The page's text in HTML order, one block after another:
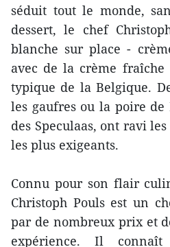
séduit tout le monde,
dessert, le chef
blanche sur place -
avec de la crème
typique de la Belgique.
les gaufres ou la poire de
des Speculaas, ont ravi
les plus exigeants.
Connu pour son flair
Christoph Pouls est un
par de nombreux prix et
expérience. Il